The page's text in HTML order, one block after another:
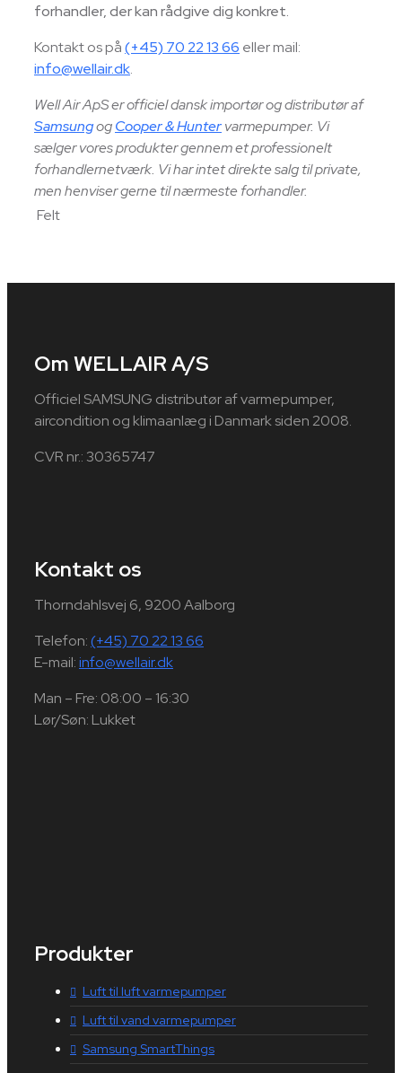
forhandler, der kan rådgive dig konkret.
Kontakt os på(+45) 70 22 13 66 eller mail:
info@wellair.dk.
Well Air ApS er officiel dansk importør og distributør af
SamsungogCooper & Huntervarmepumper. Vi
sælger vores produkter gennem et professionelt
forhandlernetværk. Vi har intet direkte salg til private,
men henviser gerne til nærmeste forhandler.
Felt
Om WELLAIR A/S
Officiel SAMSUNG distributør af varmepumper,
aircondition og klimaanlæg i Danmark siden 2008.
CVR nr.: 30365747
Kontakt os
Thorndahlsvej 6, 9200 Aalborg
Telefon:(+45) 70 22 13 66
E-mail:info@wellair.dk
Man – Fre: 08:00 – 16:30
Lør/Søn: Lukket
Produkter
Luft til luft varmepumper
Luft til vand varmepumper
Samsung SmartThings